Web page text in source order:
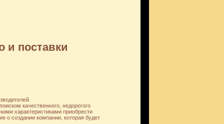
и поставки
качественного, недорогого
характеристиками приобрести
о создании компании, которая будет